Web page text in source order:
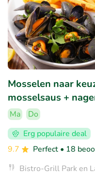
Mosselen naar
mosselsaus +
Ma
Do
Erg populaire deal
9.7
Perfect • 18
Bistro-Grill Park en